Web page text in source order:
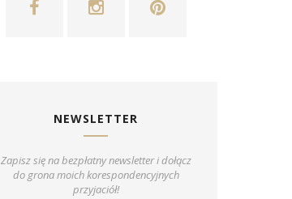
NEWSLETTER
Zapisz się na bezpłatny newsletter i dołącz
do grona moich korespondencyjnych
przyjaciół!